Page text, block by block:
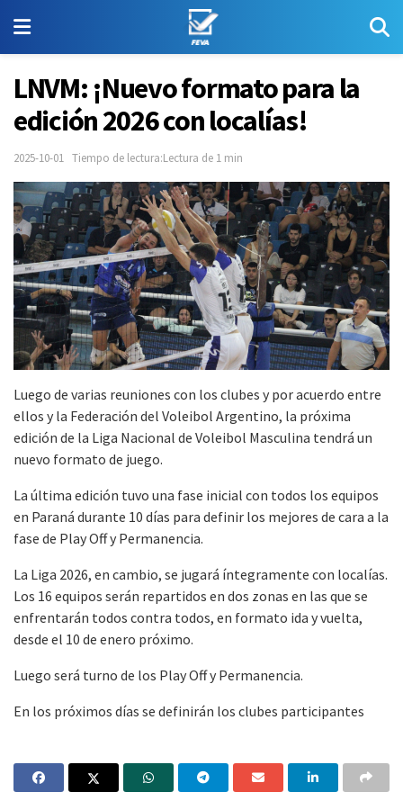
LNVM: ¡Nuevo formato para la
edición 2026 con localías!
2025-10-01 Tiempo de lectura:Lectura de 1 min
Luego de varias reuniones con los clubes y por acuerdo entre
ellos y la Federación del Voleibol Argentino, la próxima
edición de la Liga Nacional de Voleibol Masculina tendrá un
nuevo formato de juego.
La última edición tuvo una fase inicial con todos los equipos
en Paraná durante 10 días para definir los mejores de cara a la
fase de Play Off y Permanencia.
La Liga 2026, en cambio, se jugará íntegramente con localías.
Los 16 equipos serán repartidos en dos zonas en las que se
enfrentarán todos contra todos, en formato ida y vuelta,
desde el 10 de enero próximo.
Luego será turno de los Play Off y Permanencia.
En los próximos días se definirán los clubes participantes